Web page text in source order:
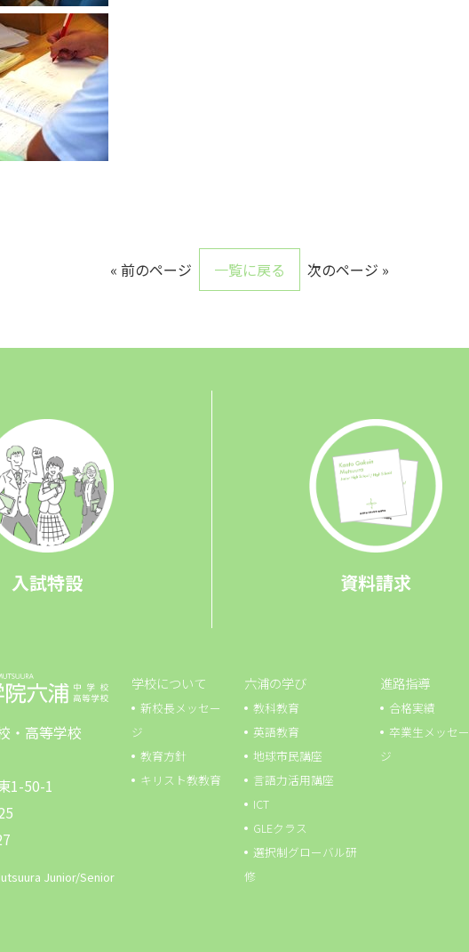
« 前のページ 一覧に戻る 次のページ »
入試特設 資料請求
・高等学校
1-50-1
Junior/Senior
学校について
新校長メッセー
ジ
教育方針
キリスト教教育
六浦の学び
教科教育
英語教育
地球市⺠講座
言語力活用講座
ICT
GLEクラス
選択制グローバル研
修
進路指導
合格実績
卒業生メッセー
ジ